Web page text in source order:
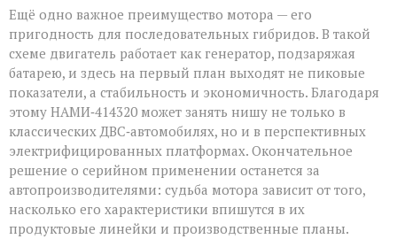
Ещё одно важное преимущество мотора — его
пригодность для последовательных гибридов. В такой
схеме двигатель работает как генератор, подзаряжая
батарею, и здесь на первый план выходят не пиковые
показатели, а стабильность и экономичность. Благодаря
этому НАМИ‑414320 может занять нишу не только в
классических ДВС‑автомобилях, но и в перспективных
электрифицированных платформах. Окончательное
решение о серийном применении останется за
автопроизводителями: судьба мотора зависит от того,
насколько его характеристики впишутся в их
продуктовые линейки и производственные планы.